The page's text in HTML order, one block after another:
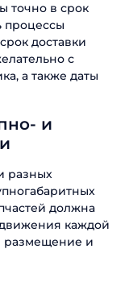
точно в срок
процессы
доставки
с
а также даты
и
разных
должна
каждой
размещение и